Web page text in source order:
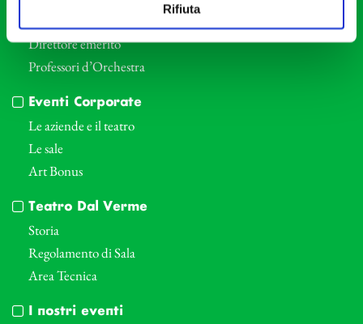
Rifiuta
Direttore emerito
Professori d’Orchestra
Eventi Corporate
Le aziende e il teatro
Le sale
Art Bonus
Teatro Dal Verme
Storia
Regolamento di Sala
Area Tecnica
I nostri eventi